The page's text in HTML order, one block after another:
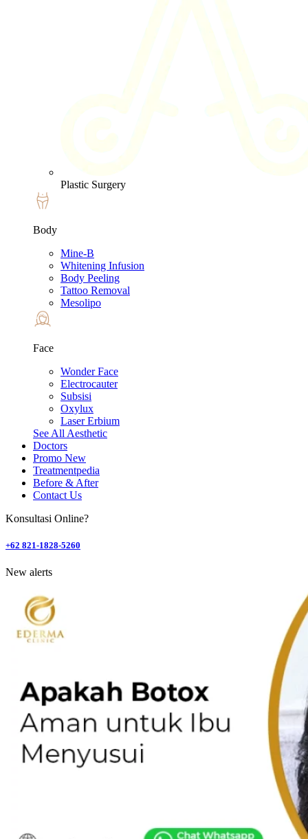
Plastic Surgery
Body
Mine-B
Whitening Infusion
Body Peeling
Tattoo Removal
Mesolipo
Face
Wonder Face
Electrocauter
Subsisi
Oxylux
Laser Erbium
See All Aesthetic
Doctors
Promo New
Treatmentpedia
Before & After
Contact Us
Konsultasi Online?
+62 821-1828-5260
New alerts